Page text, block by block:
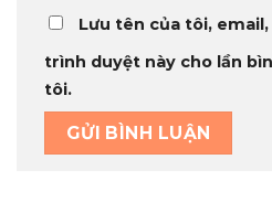
Lưu tên của tôi,
trình duyệt này cho lần
tôi.